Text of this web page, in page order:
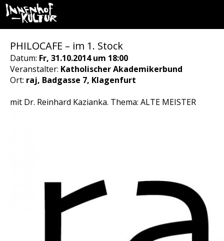
PHILOCAFE – im 1. Stock
Datum: Fr, 31.10.2014 um 18:00
Veranstalter: Katholischer Akademikerbund
Ort: raj, Badgasse 7, Klagenfurt
mit Dr. Reinhard Kazianka. Thema: ALTE MEISTER